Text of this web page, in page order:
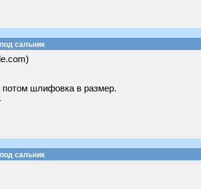
сальник
потом шлифовка в размер.
сальник